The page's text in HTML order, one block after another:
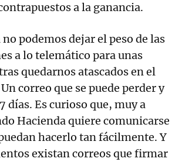
a la ganancia.
podemos dejar el peso de las
a lo telemático para unas
quedarnos atascados en el
correo que se puede perder y
días. Es curioso que, muy a
Hacienda quiere comunicarse
hacerlo tan fácilmente. Y
existan correos que firmar